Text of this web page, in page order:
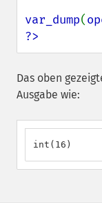
var_dump(
?>
Das oben
Ausgabe wie:
int(16)